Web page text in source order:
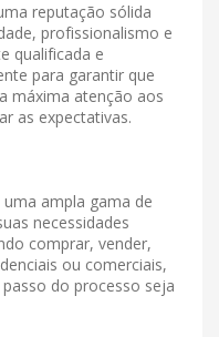
reputação sólida
profissionalismo e
qualificada e
para garantir que
máxima atenção aos
as expectativas.
ampla gama de
necessidades
comprar, vender,
ou comerciais,
do processo seja